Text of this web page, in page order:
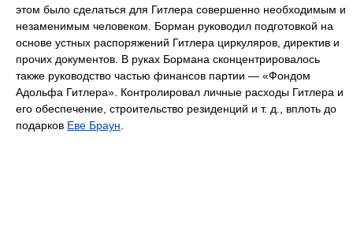
этом было сделаться для Гитлера совершенно необходимым и
незаменимым человеком. Борман руководил подготовкой на
основе устных распоряжений Гитлера циркуляров, директив и
прочих документов. В руках Бормана сконцентрировалось
также руководство частью финансов партии — «Фондом
Адольфа Гитлера». Контролировал личные расходы Гитлера и
его обеспечение, строительство резиденций и т. д., вплоть до
подарков Еве Браун